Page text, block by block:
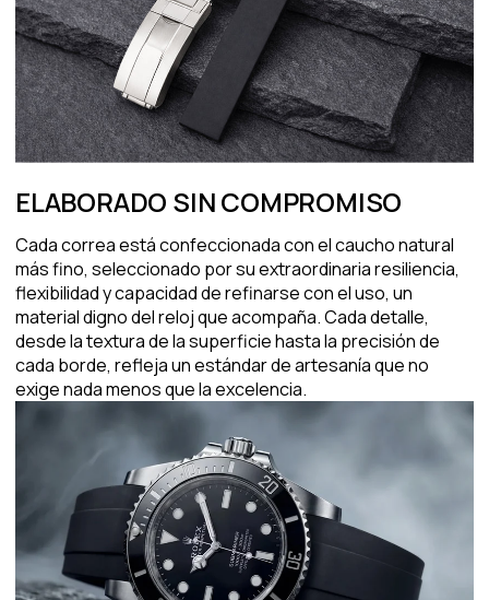
ELABORADO SIN COMPROMISO
Cada correa está confeccionada con el caucho natural
más fino, seleccionado por su extraordinaria resiliencia,
flexibilidad y capacidad de refinarse con el uso, un
material digno del reloj que acompaña. Cada detalle,
desde la textura de la superficie hasta la precisión de
cada borde, refleja un estándar de artesanía que no
exige nada menos que la excelencia.